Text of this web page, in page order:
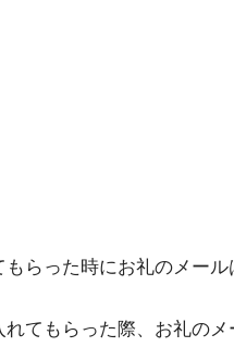
もらった時にお礼のメー
てもらった際、お礼の